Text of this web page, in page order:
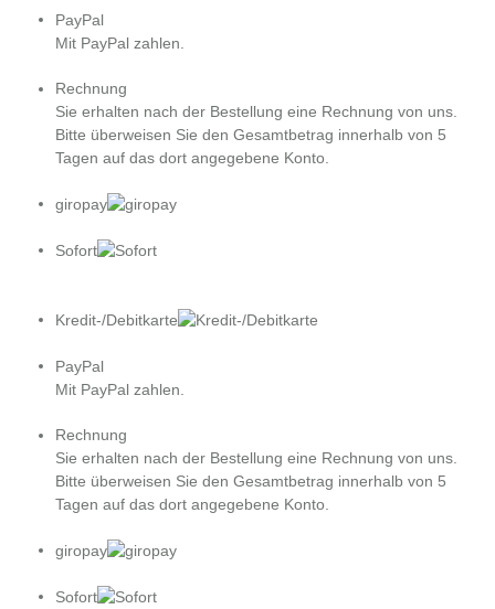
PayPal
Mit PayPal zahlen.
Rechnung
Sie erhalten nach der Bestellung eine Rechnung von uns.
Bitte überweisen Sie den Gesamtbetrag innerhalb von 5
Tagen auf das dort angegebene Konto.
giropay
Sofort
Kredit-/Debitkarte
PayPal
Mit PayPal zahlen.
Rechnung
Sie erhalten nach der Bestellung eine Rechnung von uns.
Bitte überweisen Sie den Gesamtbetrag innerhalb von 5
Tagen auf das dort angegebene Konto.
giropay
Sofort